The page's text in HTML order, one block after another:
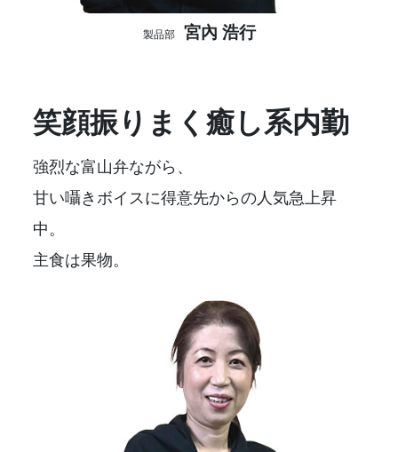
製品部 宮內 浩行
笑顔振りまく癒し系内勤
強烈な富山弁ながら、
甘い囁きボイスに得意先からの人気急上昇
中。
主食は果物。